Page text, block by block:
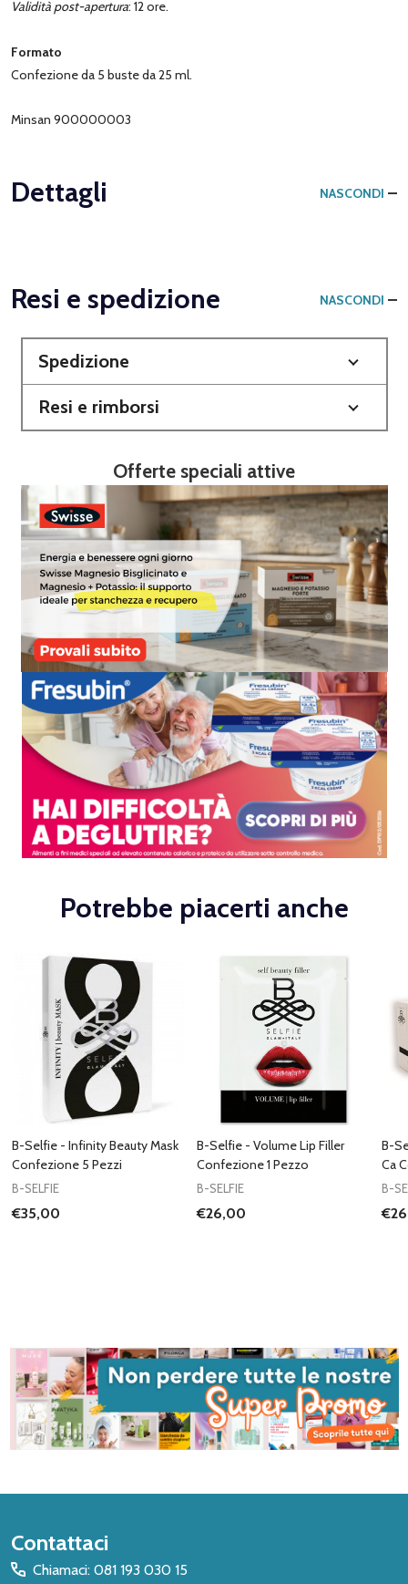
Validità post-apertura: 12 ore.
Formato
Confezione da 5 buste da 25 ml.
Minsan 900000003
Dettagli NASCONDI
Resi e spedizione NASCONDI
Spedizione
Resi e rimborsi
Offerte speciali attive
Potrebbe piacerti anche
B-Selfie - Infinity Beauty Mask
Confezione 5 Pezzi
B-SELFIE
€35,00
B-Selfie - Volume Lip Filler
Confezione 1 Pezzo
B-SELFIE
€26,00
B-
Ca
B-
Inizio
del
Contattaci
Chiamaci: 081 193 030 15